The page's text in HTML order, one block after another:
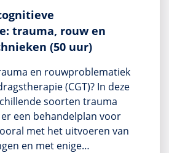
trauma, rouw en
(50 uur)
en rouwproblematiek
(CGT)? In deze
soorten trauma
een behandelplan voor
met het uitvoeren van
en met enige…